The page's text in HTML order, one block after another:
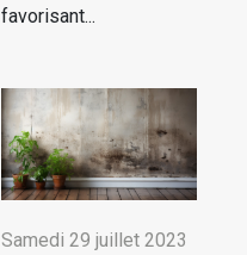
favorisant...
Samedi 29 juillet 2023